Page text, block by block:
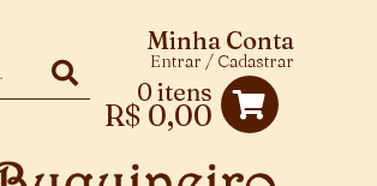
0 itens
R$ 0,00
Minha Conta
Entrar / Cadastrar